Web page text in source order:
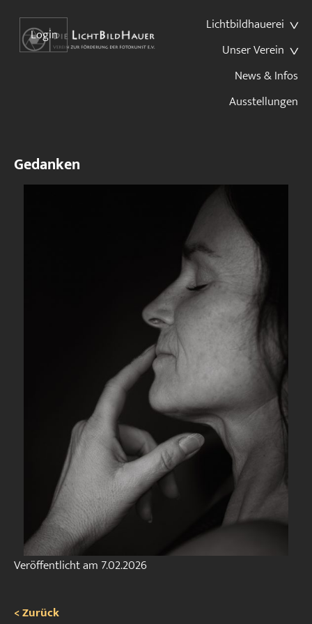
Lichtbildhauerei
Unser Verein
News & Infos
Ausstellungen
Login
Gedanken
Veröffentlicht am 7.02.2026
< Zurück